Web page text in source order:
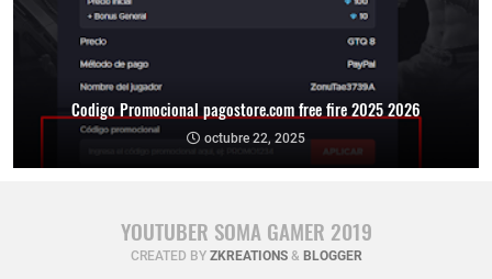
Codigo Promocional pagostore.com free fire 2025 2026
octubre 22, 2025
YOUTUBER SOMA GAMER 2019
CREATED BY ZKREATIONS& BLOGGER